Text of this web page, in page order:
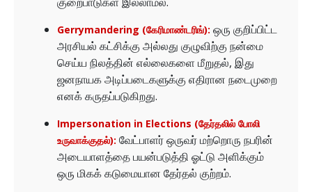
Gerrymandering (கேரிமாண்டரிங்): ஒரு குறிப்பிட்ட
அரசியல் கட்சிக்கு அல்லது குழுவிற்கு நன்மை
செய்ய நிலத்தின் எல்லைகளை மீறுதல், இது
ஜனநாயக அடிப்படைகளுக்கு எதிரான நடைமுறை
எனக் கருதப்படுகிறது.
Impersonation in Elections (தேர்தலில் போலி
உருவாக்குதல்): வேட்பாளர் ஒருவர் மற்றொரு நபரின்
அடையாளத்தை பயன்படுத்தி ஓட்டு அளிக்கும்
ஒரு மிகக் கடுமையான தேர்தல் குற்றம்.